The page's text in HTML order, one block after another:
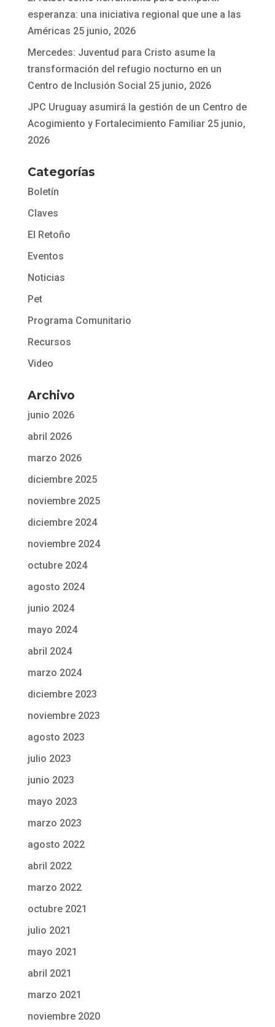
esperanza: una iniciativa regional que une a las
Américas 25 junio, 2026
Mercedes: Juventud para Cristo asume la
transformación del refugio nocturno en un
Centro de Inclusión Social 25 junio, 2026
JPC Uruguay asumirá la gestión de un Centro de
Acogimiento y Fortalecimiento Familiar 25 junio,
2026
Categorías
Boletín
Claves
El Retoño
Eventos
Noticias
Pet
Programa Comunitario
Recursos
Video
Archivo
junio 2026
abril 2026
marzo 2026
diciembre 2025
noviembre 2025
diciembre 2024
noviembre 2024
octubre 2024
agosto 2024
junio 2024
mayo 2024
abril 2024
marzo 2024
diciembre 2023
noviembre 2023
agosto 2023
julio 2023
junio 2023
mayo 2023
marzo 2023
agosto 2022
abril 2022
marzo 2022
octubre 2021
julio 2021
mayo 2021
abril 2021
marzo 2021
noviembre 2020